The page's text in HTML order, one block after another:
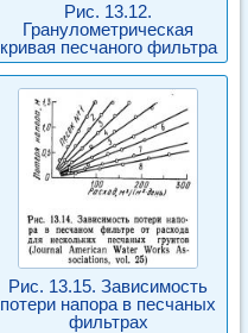
Рис. 13.12.
Гранулометрическая
кривая песчаного фильтра
Рис. 13.15. Зависимость
потери напора в песчаных
фильтрах